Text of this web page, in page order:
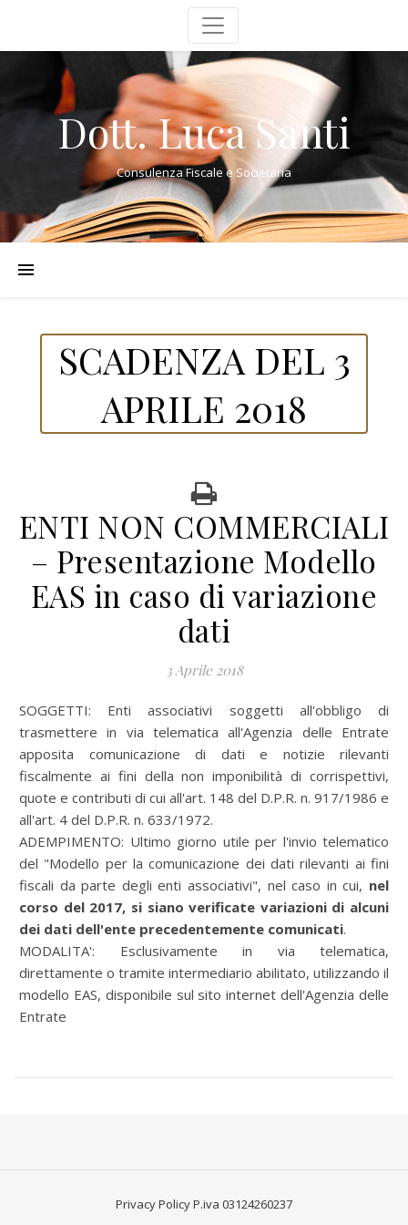
Dott. Luca Santi
Consulenza Fiscale e Societaria
SCADENZA DEL 3
APRILE 2018
ENTI NON COMMERCIALI
– Presentazione Modello
EAS in caso di variazione
dati
3 Aprile 2018
SOGGETTI: Enti associativi soggetti all'obbligo di
trasmettere in via telematica all'Agenzia delle Entrate
apposita comunicazione di dati e notizie rilevanti
fiscalmente ai fini della non imponibilità di corrispettivi,
quote e contributi di cui all'art. 148 del D.P.R. n. 917/1986 e
all'art. 4 del D.P.R. n. 633/1972.
ADEMPIMENTO: Ultimo giorno utile per l'invio telematico
del "Modello per la comunicazione dei dati rilevanti ai fini
fiscali da parte degli enti associativi", nel caso in cui, nel
corso del 2017, si siano verificate variazioni di alcuni
dei dati dell'ente precedentemente comunicati.
MODALITA': Esclusivamente in via telematica,
direttamente o tramite intermediario abilitato, utilizzando il
modello EAS, disponibile sul sito internet dell'Agenzia delle
Entrate
Privacy PolicyP.iva 03124260237